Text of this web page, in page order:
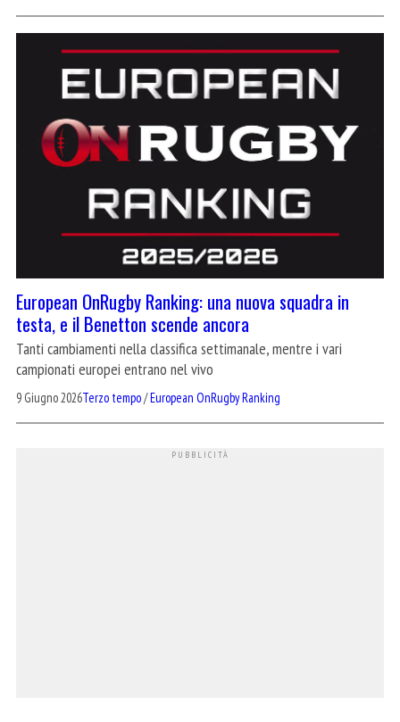
European OnRugby Ranking: una nuova squadra in
testa, e il Benetton scende ancora
Tanti cambiamenti nella classifica settimanale, mentre i vari
campionati europei entrano nel vivo
9 Giugno 2026Terzo tempo/European OnRugby Ranking